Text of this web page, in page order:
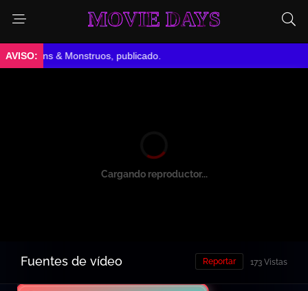
MOVIE DAYS
& Monstruos, publicado.
Cargando reproductor...
Fuentes de vídeo 173 Vistas
Reportar